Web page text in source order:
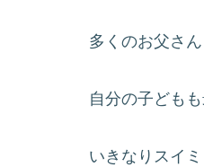
多くのお父さ
自分の子ども
いきなりスイ